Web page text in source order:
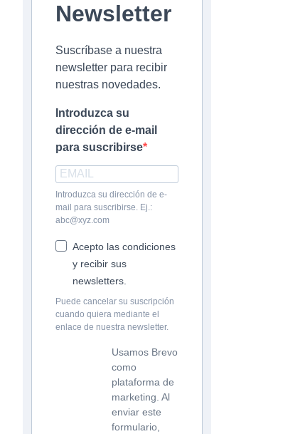
Newsletter
Suscríbase a nuestra
newsletter para recibir
nuestras novedades.
Introduzca su
dirección de e-mail
para suscribirse
Introduzca su dirección de e-
mail para suscribirse. Ej.:
abc@xyz.com
Acepto las condiciones
y recibir sus
newsletters.
Puede cancelar su suscripción
cuando quiera mediante el
enlace de nuestra newsletter.
Usamos Brevo
como
plataforma de
marketing. Al
enviar este
formulario,